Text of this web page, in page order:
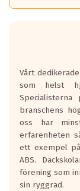
vilken körstil
Våtgrepp
Betygsskalan
den kortaste
längsta.
Inga D eller G
personbilar
Betyget sätts
skall bromsa
0.5-1.5 mm
I 80km/h
Vårt
som helst
branschens
oss har
erfarenheten
ett exempel
ABS.
förening som
sin ryggrad.